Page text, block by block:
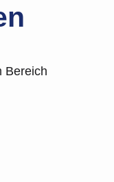
Bereich